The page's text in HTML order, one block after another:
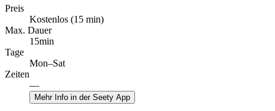
Preis
Kostenlos (15 min)
Max. Dauer
15min
Tage
Mon–Sat
Zeiten
—
Mehr Info in der Seety App